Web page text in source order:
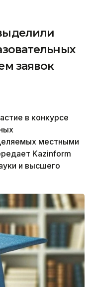
заявок
в конкурсе
местными
Kazinform
и высшего